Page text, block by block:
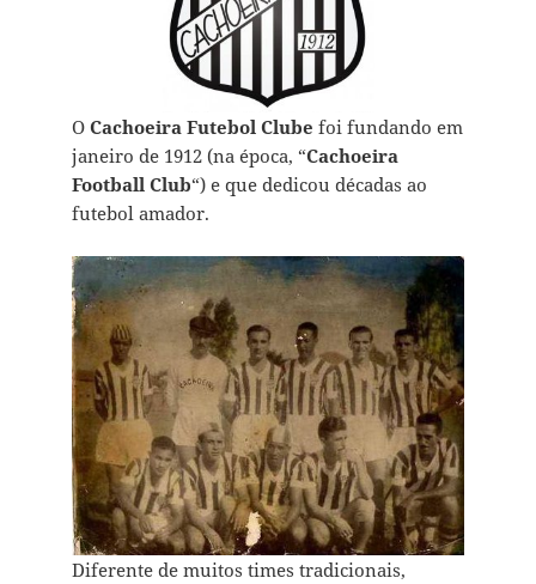
O Cachoeira Futebol Clube foi fundando em
janeiro de 1912 (na época, “Cachoeira
Football Club“) e que dedicou décadas ao
futebol amador.
Diferente de muitos times tradicionais,